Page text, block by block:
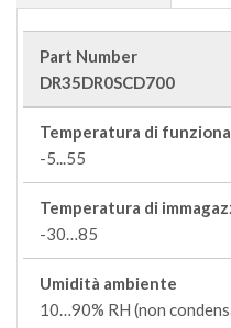
Part Number
DR35DR0SCD700
Temperatura di
-5...55
Temperatura di
-30…85
Umidità ambiente
10…90% RH (non